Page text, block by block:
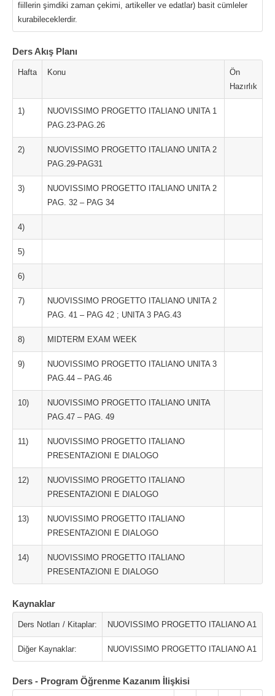
fiillerin şimdiki zaman çekimi, artikeller ve edatlar) basit cümleler
kurabileceklerdir.
Ders Akış Planı
Hafta Konu
Ön
Hazırlık
1)
NUOVISSIMO PROGETTO ITALIANO UNITA 1
PAG.23-PAG.26
2)
NUOVISSIMO PROGETTO ITALIANO UNITA 2
PAG.29-PAG31
3)
NUOVISSIMO PROGETTO ITALIANO UNITA 2
PAG. 32 – PAG 34
4)
5)
6)
7)
NUOVISSIMO PROGETTO ITALIANO UNITA 2
PAG. 41 – PAG 42 ; UNITA 3 PAG.43
8) MIDTERM EXAM WEEK
9)
NUOVISSIMO PROGETTO ITALIANO UNITA 3
PAG.44 – PAG.46
10)
NUOVISSIMO PROGETTO ITALIANO UNITA
PAG.47 – PAG. 49
11)
NUOVISSIMO PROGETTO ITALIANO
PRESENTAZIONI E DIALOGO
12)
NUOVISSIMO PROGETTO ITALIANO
PRESENTAZIONI E DIALOGO
13)
NUOVISSIMO PROGETTO ITALIANO
PRESENTAZIONI E DIALOGO
14)
NUOVISSIMO PROGETTO ITALIANO
PRESENTAZIONI E DIALOGO
Kaynaklar
Ders Notları / Kitaplar: NUOVISSIMO PROGETTO ITALIANO A1
Diğer Kaynaklar: NUOVISSIMO PROGETTO ITALIANO A1
Ders - Program Öğrenme Kazanım İlişkisi